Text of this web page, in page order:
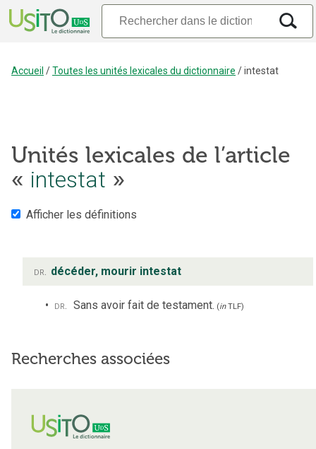
Accueil /Toutes les unités lexicales du dictionnaire /intestat
Unités lexicales de l’article
« intestat »
Afficher les définitions
dr. décéder, mourir intestat
dr. Sans avoir fait de testament. (inTLF)
Recherches associées